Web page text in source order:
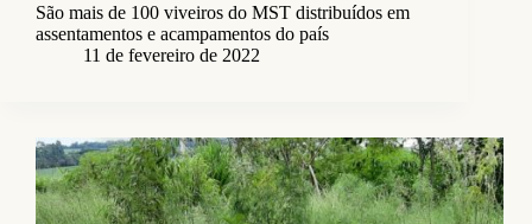
São mais de 100 viveiros do MST distribuídos em
assentamentos e acampamentos do país
11 de fevereiro de 2022